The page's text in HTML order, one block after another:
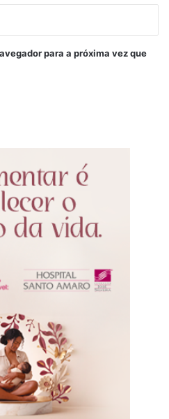
para a próxima vez que